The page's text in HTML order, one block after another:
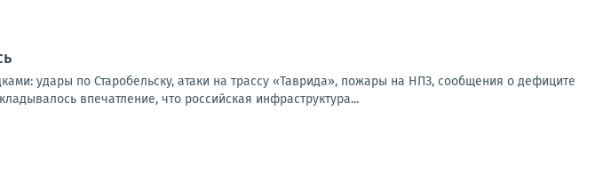
удары по Старобельску, атаки на трассу «Таврида», пожары на НПЗ, сообщения о дефиците
впечатление, что российская инфраструктура...